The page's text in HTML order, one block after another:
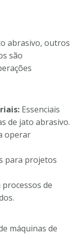
abrasivo, outros
são
Essenciais
de jato abrasivo.
operar
para projetos
de
máquinas de